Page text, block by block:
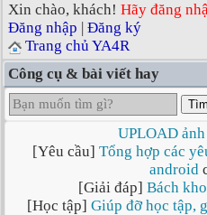
Xin chào, khách! Hãy đăng
Đăng nhập | Đăng ký
Trang chủ YA4R
Công cụ & bài viết hay
Tìm
UPLOAD
[Yêu cầu] Tổng hợp các
android
[Giải đáp] Bách
[Học tập] Giúp đỡ học tập,